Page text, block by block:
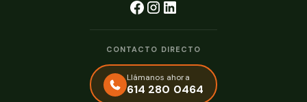
CONTACTO DIRECTO
Llámanos ahora
614 280 0464